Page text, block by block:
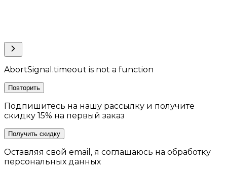
AbortSignal.timeout is not a function
Повторить
Подпишитесь на нашу рассылку и получите
скидку 15% на первый заказ
Получить скидку
Оставляя свой email, я соглашаюсь на обработку
персональных данных